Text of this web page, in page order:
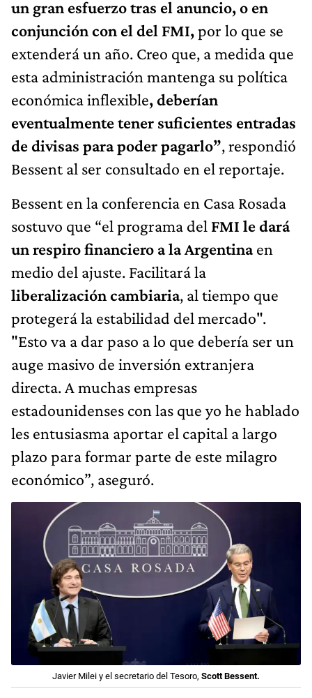
un gran esfuerzo tras el anuncio, o en
conjunción con el del FMI,por lo que se
extenderá un año. Creo que, a medida que
esta administración mantenga su política
económica inflexible, deberían
eventualmente tener suficientes entradas
de divisas para poder pagarlo”, respondió
Bessent al ser consultado en el reportaje.
Bessent en la conferencia en Casa Rosada
sostuvo que “el programa del FMI le dará
un respiro financiero a la Argentinaen
medio del ajuste. Facilitará la
liberalización cambiaria, al tiempo que
protegerá la estabilidad del mercado".
"Esto va a dar paso a lo que debería ser un
auge masivo de inversión extranjera
directa. A muchas empresas
estadounidenses con las que yo he hablado
les entusiasma aportar el capital a largo
plazo para formar parte de este milagro
económico”, aseguró.
Javier Milei y el secretario del Tesoro, Scott Bessent.